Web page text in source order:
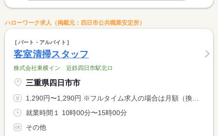
ハローワーク求人（掲載元：四日市公共職業安定所）
パート・アルバイト
客室清掃スタッフ
株式会社東横イン 近鉄四日市駅北ロ
三重県四日市市
1,290円〜1,290円 ※フルタイム求人の場合は月額（換算額）、パート求人の場合は時間額を表示しています。
就業時間１ 10時00分〜15時00分
その他